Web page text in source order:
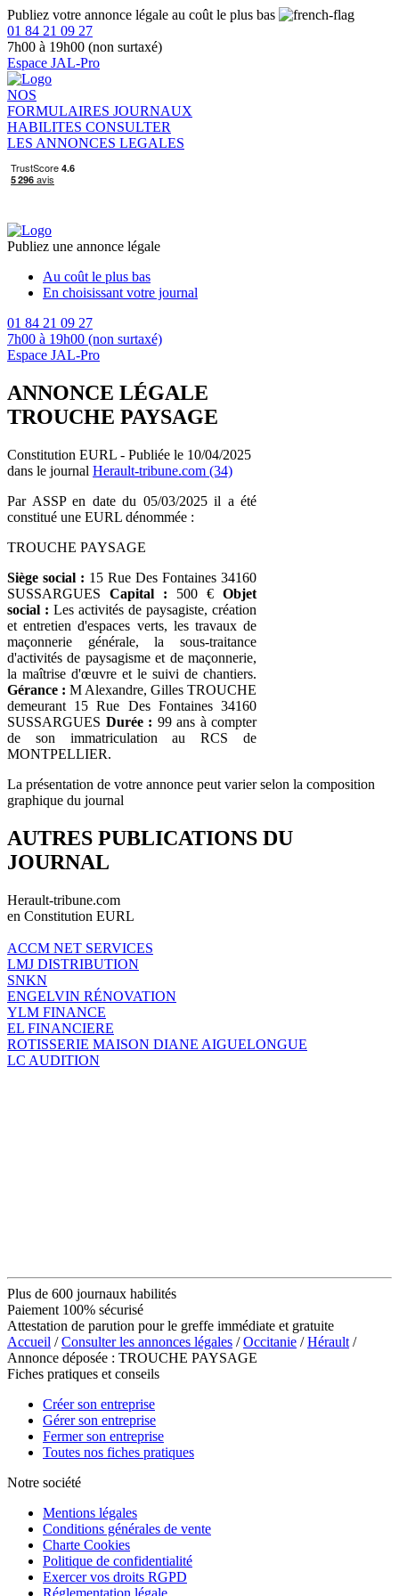
Publiez votre annonce légale au coût le plus bas
01 84 21 09 27
7h00 à 19h00 (non surtaxé)
Espace JAL-Pro
NOS
FORMULAIRES JOURNAUX
HABILITES CONSULTER
LES ANNONCES LEGALES
Publiez une annonce légale
Au coût le plus bas
En choisissant votre journal
01 84 21 09 27
7h00 à 19h00 (non surtaxé)
Espace JAL-Pro
ANNONCE LÉGALE
TROUCHE PAYSAGE
Constitution EURL - Publiée le 10/04/2025
dans le journal Herault-tribune.com (34)
Par ASSP en date du 05/03/2025 il a été
constitué une EURL dénommée :
TROUCHE PAYSAGE
Siège social : 15 Rue Des Fontaines 34160
SUSSARGUES Capital : 500 € Objet
social : Les activités de paysagiste, création
et entretien d'espaces verts, les travaux de
maçonnerie générale, la sous-traitance
d'activités de paysagisme et de maçonnerie,
la maîtrise d'œuvre et le suivi de chantiers.
Gérance : M Alexandre, Gilles TROUCHE
demeurant 15 Rue Des Fontaines 34160
SUSSARGUES Durée : 99 ans à compter
de son immatriculation au RCS de
MONTPELLIER.
La présentation de votre annonce peut varier selon la composition
graphique du journal
AUTRES PUBLICATIONS DU
JOURNAL
Herault-tribune.com
en Constitution EURL
ACCM NET SERVICES
LMJ DISTRIBUTION
SNKN
ENGELVIN RÉNOVATION
YLM FINANCE
EL FINANCIERE
ROTISSERIE MAISON DIANE AIGUELONGUE
LC AUDITION
Plus de 600 journaux habilités
Paiement 100% sécurisé
Attestation de parution pour le greffe immédiate et gratuite
Accueil /Consulter les annonces légales /Occitanie /Hérault /
Annonce déposée : TROUCHE PAYSAGE
Fiches pratiques et conseils
Créer son entreprise
Gérer son entreprise
Fermer son entreprise
Toutes nos fiches pratiques
Notre société
Mentions légales
Conditions générales de vente
Charte Cookies
Politique de confidentialité
Exercer vos droits RGPD
Réglementation légale